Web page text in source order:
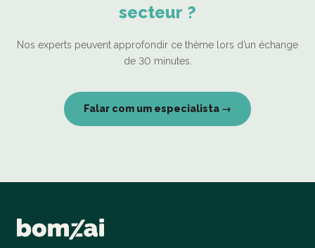
secteur ?
Nos experts peuvent approfondir ce thème lors d’un échange
de 30 minutes.
Falar com um especialista →